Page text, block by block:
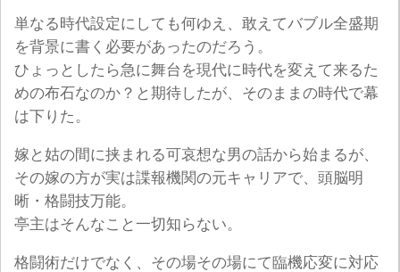
単なる時代設定にしても何ゆえ、敢えてバブル全盛期
を背景に書く必要があったのだろう。
ひょっとしたら急に舞台を現代に時代を変えて来るた
めの布石なのか？と期待したが、そのままの時代で幕
は下りた。
嫁と姑の間に挟まれる可哀想な男の話から始まるが、
その嫁の方が実は諜報機関の元キャリアで、頭脳明
晰・格闘技万能。
亭主はそんなこと一切知らない。
格闘術だけでなく、その場その場にて臨機応変に対応